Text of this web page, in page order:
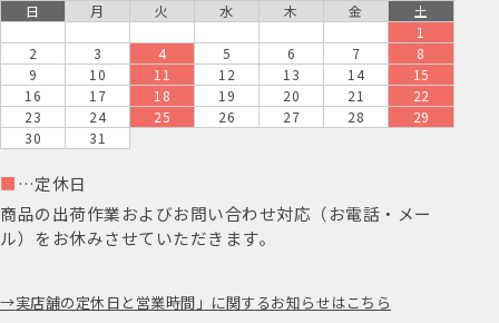
日 月 火 水 木 金
土
1
2
3 4 5 6 7
8
9
10 11 12 13 14
15
16
17 18 19 20 21
22
23
24 25 26 27 28
29
30
31
■ …定休日
商品の出荷作業およびお問い合わせ対応（お電話・メー
ル）をお休みさせていただきます。
実店舗の定休日と営業時間」に関するお知らせはこちら